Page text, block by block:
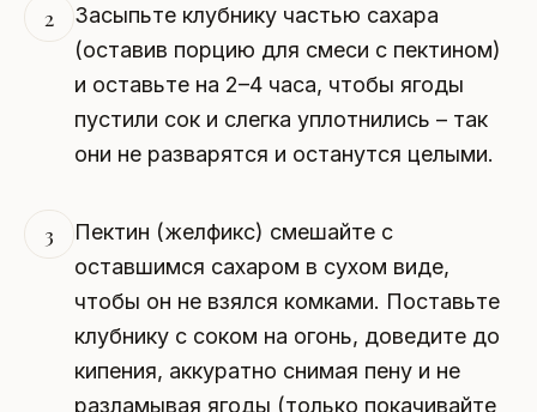
2
Засыпьте клубнику частью сахара
(оставив порцию для смеси с пектином)
и оставьте на 2–4 часа, чтобы ягоды
пустили сок и слегка уплотнились – так
они не разварятся и останутся целыми.
3
Пектин (желфикс) смешайте с
оставшимся сахаром в сухом виде,
чтобы он не взялся комками. Поставьте
клубнику с соком на огонь, доведите до
кипения, аккуратно снимая пену и не
разламывая ягоды (только покачивайте